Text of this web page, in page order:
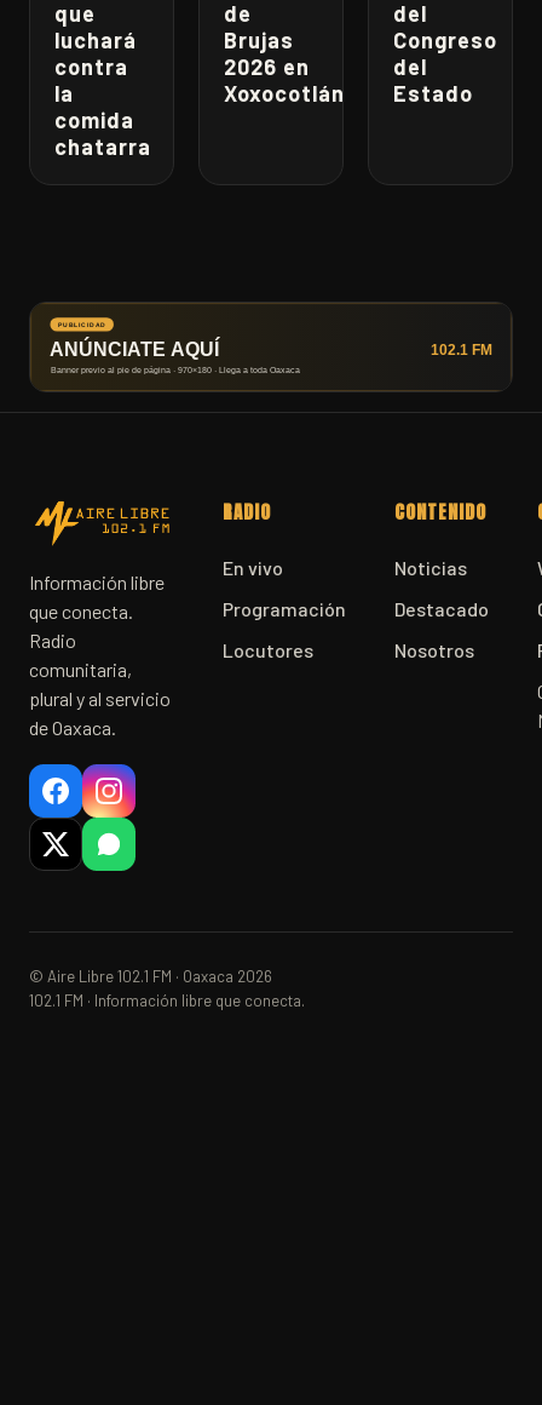
que
luchará
contra
la
comida
chatarra
de
Brujas
2026 en
Xoxocotlán
del
Congreso
del
Estado
Información libre
que conecta.
Radio
comunitaria,
plural y al servicio
de Oaxaca.
RADIO
En vivo
Programación
Locutores
CONTENIDO
Noticias
Destacado
Nosotros
© Aire Libre 102.1 FM · Oaxaca 2026
102.1 FM · Información libre que conecta.